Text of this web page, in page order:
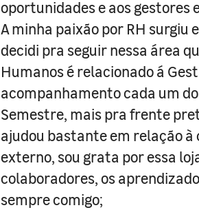
oportunidades e aos gestores
A minha paixão por RH surgiu
decidi pra seguir nessa área
Humanos é relacionado á
acompanhamento cada um
Semestre, mais pra frente
ajudou bastante em relação
externo, sou grata por essa
colaboradores, os
sempre comigo;